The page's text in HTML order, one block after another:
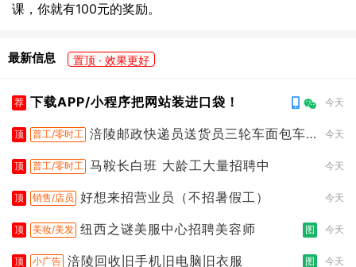
课，你就有100元的奖励。
最新信息 置顶 · 效果更好
荐 下载APP/小程序把网站装进口袋！ 今天
顶 普工/零时工 涪陵邮政快递员送货员三轮车面包车
今天
顶 普工/零时工 马鞍长白班 大龄工大量招聘中 今天
顶 销售/店员 好想来招营业员（不招暑假工） 今天
顶 美妆/美发 纽西之谜美服中心招聘美容师 图 今天
顶 小广告 涪陵回收旧手机旧电脑旧衣服 图 今天